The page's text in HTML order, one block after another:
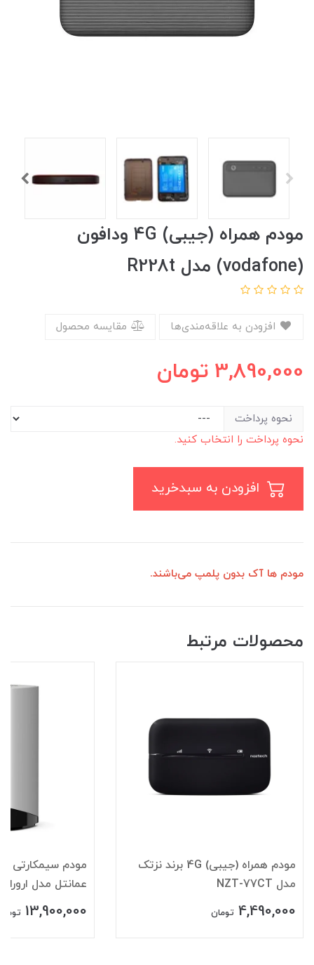
مودم همراه (جیبی) 4G ودافون
(vodafone) مدل R228t
مقایسه محصول
3,890,000 تومان
نحوه پرداخت
نحوه پرداخت را انتخاب کنید.
مودم ها آک بدون پلمپ می‌باشند.
محصولات مرتبط
مودم سیمکارتی 4G/5G/TD LTE
عمانتل مدل ارورا Aurora C082
13,900,000 تومان
هوآوی مدل E5785-320a
15,300,000